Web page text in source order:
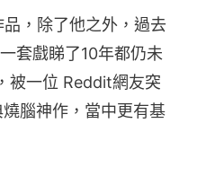
，除了他之外，過去
套戲睇了10年都仍未
被一位 Reddit網友突
腦神作，當中更有基